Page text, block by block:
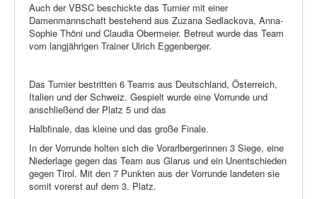
Auch der VBSC beschickte das Turnier mit einer
Damenmannschaft bestehend aus Zuzana Sedlackova, Anna-
Sophie Thöni und Claudia Obermeier. Betreut wurde das Team
vom langjährigen Trainer Ulrich Eggenberger.
Das Turnier bestritten 6 Teams aus Deutschland, Österreich,
Italien und der Schweiz. Gespielt wurde eine Vorrunde und
anschließend der Platz 5 und das
Halbfinale, das kleine und das große Finale.
In der Vorrunde holten sich die Vorarlbergerinnen 3 Siege, eine
Niederlage gegen das Team aus Glarus und ein Unentschieden
gegen Tirol. Mit den 7 Punkten aus der Vorrunde landeten sie
somit vorerst auf dem 3. Platz.